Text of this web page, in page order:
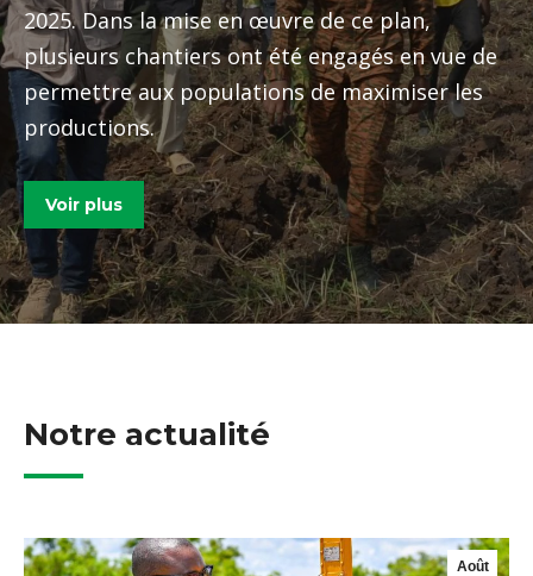
2025. Dans la mise en œuvre de ce plan,
plusieurs chantiers ont été engagés en vue de
permettre aux populations de maximiser les
productions.
Voir plus
Notre actualité
Août